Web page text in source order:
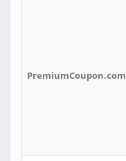
PremiumCoupon.com